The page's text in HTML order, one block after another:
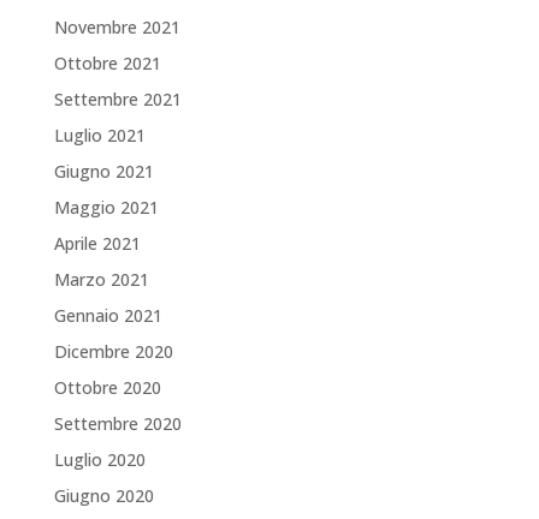
Novembre 2021
Ottobre 2021
Settembre 2021
Luglio 2021
Giugno 2021
Maggio 2021
Aprile 2021
Marzo 2021
Gennaio 2021
Dicembre 2020
Ottobre 2020
Settembre 2020
Luglio 2020
Giugno 2020